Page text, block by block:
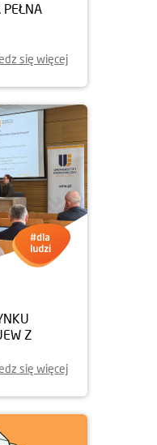
PEŁNA
się więcej
Z
się więcej